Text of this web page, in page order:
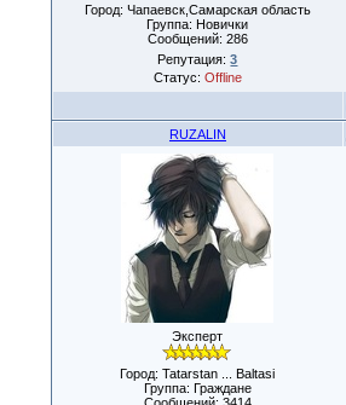
Город: Чапаевск,Самарская область
Группа: Новички
Сообщений: 286
Репутация:3
Статус: Offline
RUZALIN
Эксперт
Город: Tatarstan ... Baltasi
Группа: Граждане